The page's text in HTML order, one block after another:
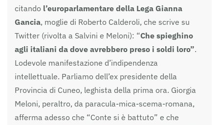
citando l’europarlamentare della Lega Gianna
Gancia, moglie di Roberto Calderoli, che scrive su
Twitter (rivolta a Salvini e Meloni): “Che spieghino
agli italiani da dove avrebbero preso i soldi loro”.
Lodevole manifestazione d’indipendenza
intellettuale. Parliamo dell’ex presidente della
Provincia di Cuneo, leghista della prima ora. Giorgia
Meloni, peraltro, da paracula-mica-scema-romana,
afferma adesso che “Conte si è battuto” e che